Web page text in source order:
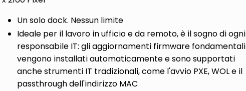
Un solo dock. Nessun limite
Ideale per il lavoro in ufficio e da remoto, è il sogno di ogni
responsabile IT: gli aggiornamenti firmware fondamentali
vengono installati automaticamente e sono supportati
anche strumenti IT tradizionali, come l'avvio PXE, WOL e il
passthrough dell'indirizzo MAC